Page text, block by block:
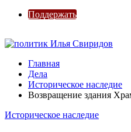
Поддержать
Главная
Дела
Историческое наследие
Возвращение здания
Историческое наследие